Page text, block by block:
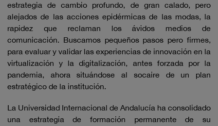
estrategia de cambio profundo, de gran calado, pero
alejados de las acciones epidérmicas de las modas, la
rapidez que reclaman los ávidos medios de
comunicación. Buscamos pequeños pasos pero firmes,
para evaluar y validar las experiencias de innovación en la
virtualización y la digitalización, antes forzada por la
pandemia, ahora situándose al socaire de un plan
estratégico de la institución.
La Universidad Internacional de Andalucía ha consolidado
una estrategia de formación permanente de su